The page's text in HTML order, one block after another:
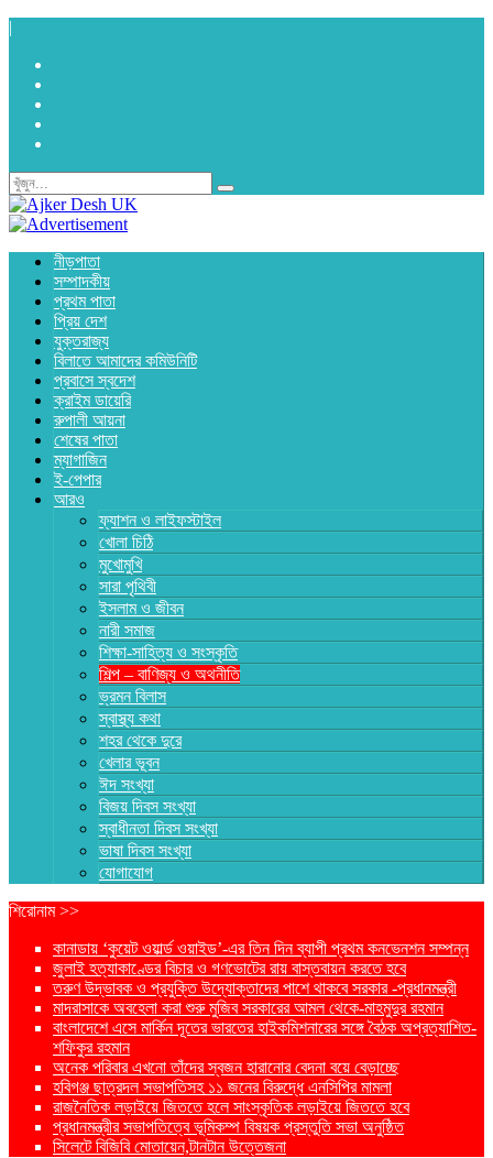
|
নীড়পাতা
সম্পাদকীয়
প্রথম পাতা
প্রিয় দেশ
যুক্তরাজ্য
বিলাতে আমাদের কমিউনিটি
প্রবাসে স্বদেশ
ক্রাইম ডায়েরি
রুপালী আয়না
শেষের পাতা
ম্যাগাজিন
ই-পেপার
আরও
ফ্যাশন ও লাইফস্টাইল
খোলা চিঠি
মুখোমুখি
সারা পৃথিবী
ইসলাম ও জীবন
নারী সমাজ
শিক্ষা-সাহিত্য ও সংস্কৃতি
শিল্প – বাণিজ্য ও অথনীতি
ভ্রমন বিলাস
স্বাস্থ্য কথা
শহর থেকে দুরে
খেলার ভূবন
ঈদ সংখ্যা
বিজয় দিবস সংখ্যা
স্বাধীনতা দিবস সংখ্যা
ভাষা দিবস সংখ্যা
যোগাযোগ
শিরোনাম >>
কানাডায় ‘কুয়েট ওয়ার্ল্ড ওয়াইড’-এর তিন দিন ব্যাপী প্রথম কনভেনশন সম্পন্ন
জুলাই হত্যাকাণ্ডের বিচার ও গণভোটের রায় বাস্তবায়ন করতে হবে
তরুণ উদ্ভাবক ও প্রযুক্তি উদ্যোক্তাদের পাশে থাকবে সরকার -প্রধানমন্ত্রী
মাদরাসাকে অবহেলা করা শুরু মুজিব সরকারের আমল থেকে-মাহমুদুর রহমান
বাংলাদেশে এসে মার্কিন দূতের ভারতের হাইকমিশনারের সঙ্গে বৈঠক অপ্রত্যাশিত-
শফিকুর রহমান
অনেক পরিবার এখনো তাঁদের স্বজন হারানোর বেদনা বয়ে বেড়াচ্ছে
হবিগঞ্জ ছাত্রদল সভাপতিসহ ১১ জনের বিরুদ্ধে এনসিপির মামলা
রাজনৈতিক লড়াইয়ে জিততে হলে সাংস্কৃতিক লড়াইয়ে জিততে হবে
প্রধানমন্ত্রীর সভাপতিত্বে ভূমিকম্প বিষয়ক প্রস্তুতি সভা অনুষ্ঠিত
সিলেটে বিজিবি মোতায়েন,টানটান উত্তেজনা